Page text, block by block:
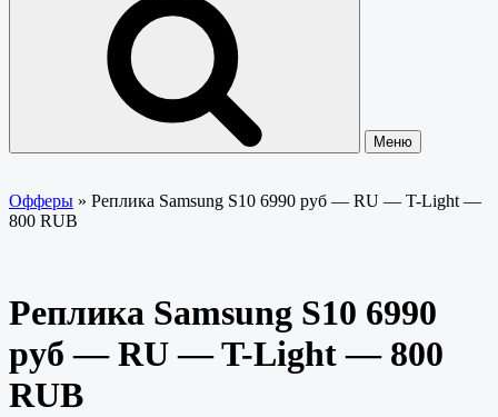
Меню
Офферы » Реплика Samsung S10 6990 руб — RU — T-Light —
800 RUB
Реплика Samsung S10 6990
руб — RU — T-Light — 800
RUB